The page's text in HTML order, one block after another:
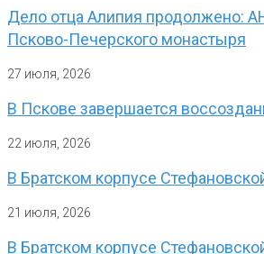
Дело отца Алипия продолжено:
Псково-Печерского монастыря
27 июля, 2026
В Пскове завершается
22 июля, 2026
В Братском корпусе
21 июля, 2026
В Братском корпусе